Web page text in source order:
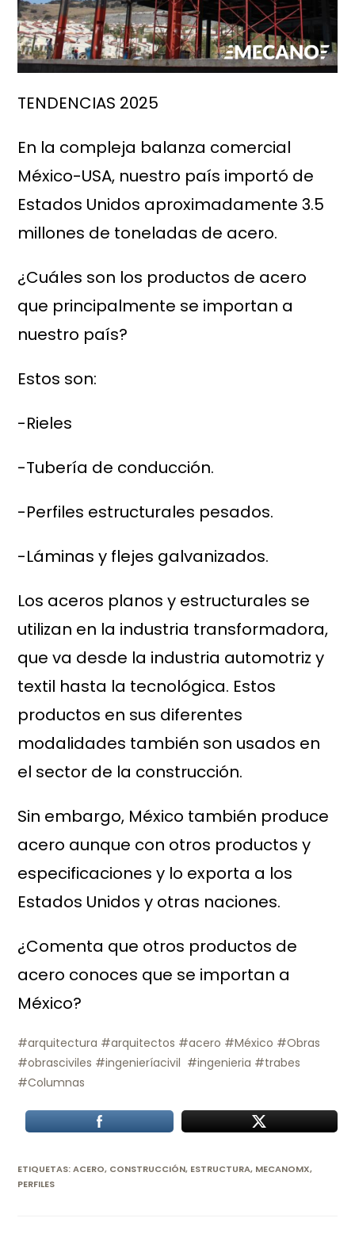
TENDENCIAS 2025
En la compleja balanza comercial
México-USA, nuestro país importó de
Estados Unidos aproximadamente 3.5
millones de toneladas de acero.
¿Cuáles son los productos de acero
que principalmente se importan a
nuestro país?
Estos son:
-Rieles
-Tubería de conducción.
-Perfiles estructurales pesados.
-Láminas y flejes galvanizados.
Los aceros planos y estructurales se
utilizan en la industria transformadora,
que va desde la industria automotriz y
textil hasta la tecnológica. Estos
productos en sus diferentes
modalidades también son usados en
el sector de la construcción.
Sin embargo, México también produce
acero aunque con otros productos y
especificaciones y lo exporta a los
Estados Unidos y otras naciones.
¿Comenta que otros productos de
acero conoces que se importan a
México?
#arquitectura #arquitectos #acero #México #Obras
#obrasciviles #ingenieríacivil #ingenieria #trabes
#Columnas
ETIQUETAS:ACERO, CONSTRUCCIÓN, ESTRUCTURA, MECANOMX,
PERFILES